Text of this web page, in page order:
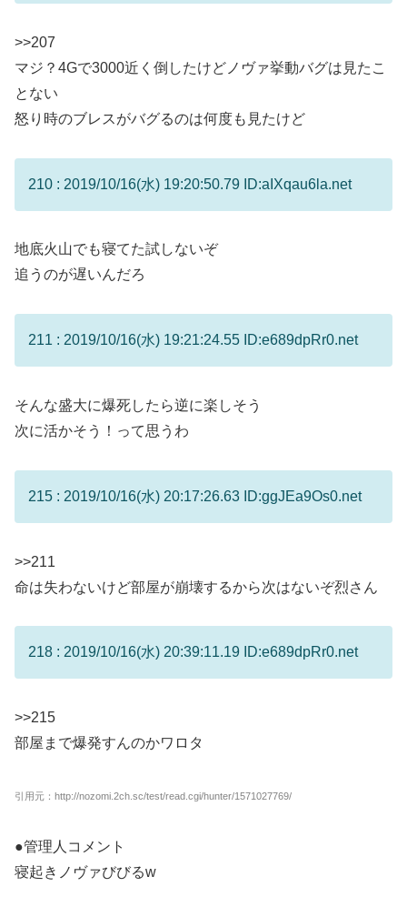
>>207
マジ？4Gで3000近く倒したけどノヴァ挙動バグは見たこ
とない
怒り時のブレスがバグるのは何度も見たけど
210 : 2019/10/16(水) 19:20:50.79 ID:aIXqau6la.net
地底火山でも寝てた試しないぞ
追うのが遅いんだろ
211 : 2019/10/16(水) 19:21:24.55 ID:e689dpRr0.net
そんな盛大に爆死したら逆に楽しそう
次に活かそう！って思うわ
215 : 2019/10/16(水) 20:17:26.63 ID:ggJEa9Os0.net
>>211
命は失わないけど部屋が崩壊するから次はないぞ烈さん
218 : 2019/10/16(水) 20:39:11.19 ID:e689dpRr0.net
>>215
部屋まで爆発すんのかワロタ
引用元：http://nozomi.2ch.sc/test/read.cgi/hunter/1571027769/
●管理人コメント
寝起きノヴァびびるw